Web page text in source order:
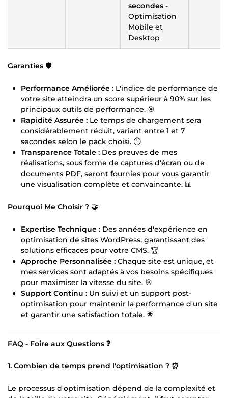
secondes -
Optimisation
Mobile et
Desktop
Garanties 🛡️
Performance Améliorée : L'indice de performance de
votre site atteindra un score supérieur à 90% sur les
principaux outils de performance. 🎯
Rapidité Assurée : Le temps de chargement sera
considérablement réduit, variant entre 1 et 7
secondes selon le pack choisi. ⏱️
Transparence Totale : Des preuves de mes
réalisations, sous forme de captures d'écran ou de
documents PDF, seront fournies pour vous garantir
une visualisation complète et convaincante. 📊
Pourquoi Me Choisir ? 🤝
Expertise Technique : Des années d'expérience en
optimisation de sites WordPress, garantissant des
solutions efficaces pour votre CMS. 🏆
Approche Personnalisée : Chaque site est unique, et
mes services sont adaptés à vos besoins spécifiques
pour maximiser la vitesse du site. 🎯
Support Continu : Un suivi et un support post-
optimisation pour maintenir la performance d'un site
et garantir une satisfaction totale. 🌟
FAQ - Foire aux Questions ❓
1. Combien de temps prend l'optimisation ? ⏰
Le processus d'optimisation dépend de la complexité et